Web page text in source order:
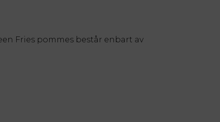
Fries pommes består enbart av
och Fritjof på Green Fries, som